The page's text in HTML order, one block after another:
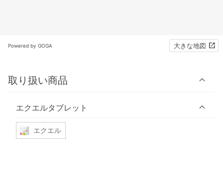
Powered by GOGA 大きな地図
取り扱い商品
エクエルタブレット
エクエル